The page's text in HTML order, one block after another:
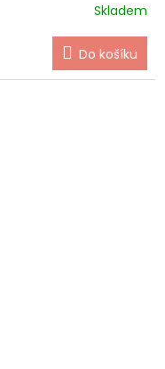
Skladem
Do košíku